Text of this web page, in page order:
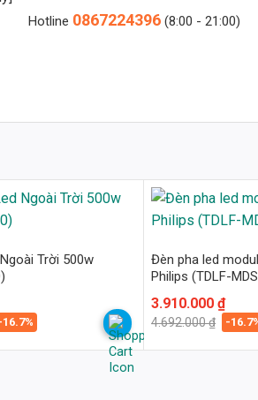
Hotline 0867224396 (8:00 - 21:00)
Trời 500w
Đèn pha led
Philips (TDLF-
4.692.000₫
Giá
gốc
là:
3.910.000₫
Giá
hiện
tại
3.910.000 ₫.
-